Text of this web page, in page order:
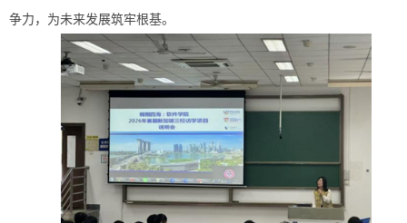
争力，为未来发展筑牢根基。